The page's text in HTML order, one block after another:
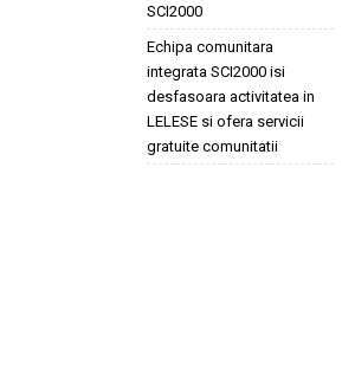
SCI2000
Echipa comunitara
integrata SCI2000 isi
desfasoara activitatea in
LELESE si ofera servicii
gratuite comunitatii